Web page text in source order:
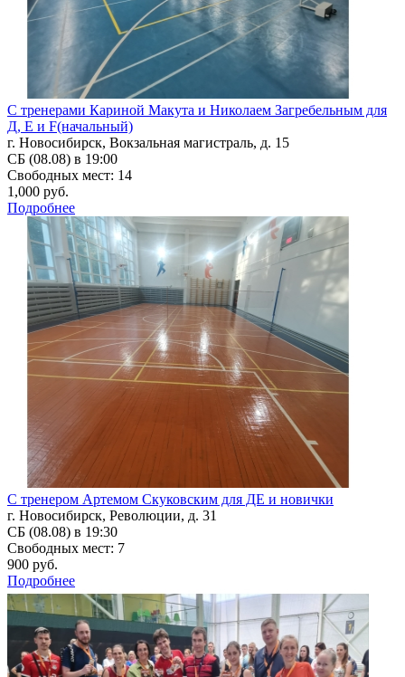
С тренерами Кариной Макута и Николаем Загребельным для
Д, Е и F(начальный)
г. Новосибирск, Вокзальная магистраль, д. 15
СБ (08.08) в 19:00
Свободных мест: 14
1,000 руб.
Подробнее
С тренером Артемом Скуковским для ДЕ и новички
г. Новосибирск, Революции, д. 31
СБ (08.08) в 19:30
Свободных мест: 7
900 руб.
Подробнее